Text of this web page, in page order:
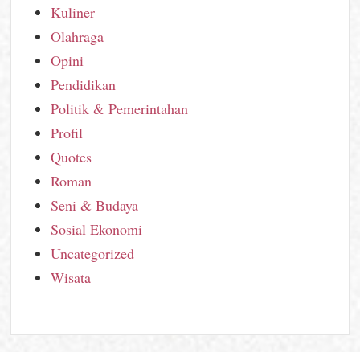
Kuliner
Olahraga
Opini
Pendidikan
Politik & Pemerintahan
Profil
Quotes
Roman
Seni & Budaya
Sosial Ekonomi
Uncategorized
Wisata